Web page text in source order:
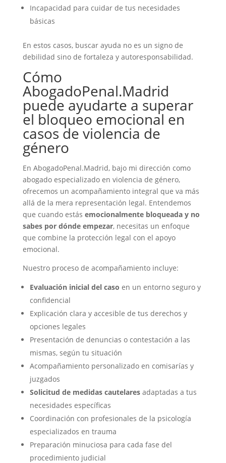
Incapacidad para cuidar de tus necesidades
básicas
En estos casos, buscar ayuda no es un signo de
debilidad sino de fortaleza y autoresponsabilidad.
Cómo
AbogadoPenal.Madrid
puede ayudarte a superar
el bloqueo emocional en
casos de violencia de
género
En AbogadoPenal.Madrid, bajo mi dirección como
abogado especializado en violencia de género,
ofrecemos un acompañamiento integral que va más
allá de la mera representación legal. Entendemos
que cuando estás emocionalmente bloqueada y no
sabes por dónde empezar, necesitas un enfoque
que combine la protección legal con el apoyo
emocional.
Nuestro proceso de acompañamiento incluye:
Evaluación inicial del caso en un entorno seguro y
confidencial
Explicación clara y accesible de tus derechos y
opciones legales
Presentación de denuncias o contestación a las
mismas, según tu situación
Acompañamiento personalizado en comisarías y
juzgados
Solicitud de medidas cautelaresadaptadas a tus
necesidades específicas
Coordinación con profesionales de la psicología
especializados en trauma
Preparación minuciosa para cada fase del
procedimiento judicial